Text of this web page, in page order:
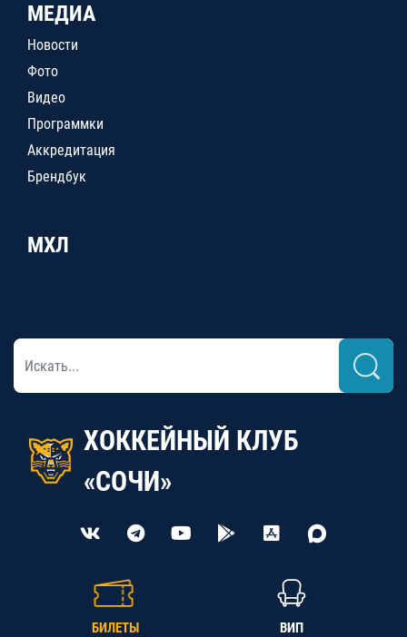
МЕДИА
Новости
Фото
Видео
Программки
Аккредитация
Брендбук
МХЛ
ХОККЕЙНЫЙ КЛУБ
«СОЧИ»
БИЛЕТЫ ВИП